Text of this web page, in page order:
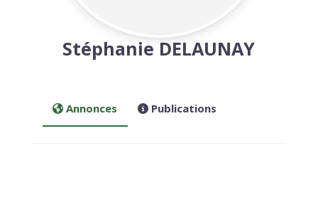
Stéphanie DELAUNAY
Annonces Publications